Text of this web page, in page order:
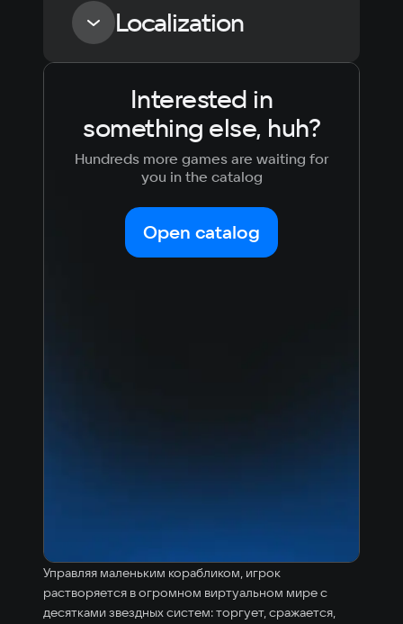
Localization
Language
Russian
Simplified
Chinese
Korean
Japanese
Text Voiceover
Interested in
something else, huh?
Hundreds more games are waiting for
you in the catalog
Open catalog
Управляя маленьким корабликом, игрок
растворяется в огромном виртуальном мире с
десятками звездных систем: торгует, сражается,